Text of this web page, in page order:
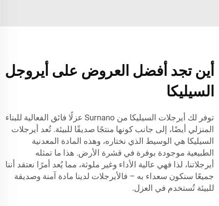
أين تجد أفضل العروض على أيروجل
السيليكا
توفر لك أيرجلات السيليكا من Surnano عزلًا فائق الفعالية للبناء
المنزلي أيضًا، إلى جانب كونها منتجًا صديقًا للبيئة. تُعد أيرجلات
السيليكا هي الوسيط الذي نختاره، وهذه المادة المعدنية
الطبيعية موجودة بوفرة في قشرة الأرض. هذا ما تمثله
أيرجلاتنا، لذا فهي عالية الأداء وغير ملوثة، مما يُعد أمرًا نعتقد أننا
جميعًا سنكون سعداء به – فالأيرجلات لدينا مادة آمنة وصديقة
للبيئة تُستخدم في العزل.